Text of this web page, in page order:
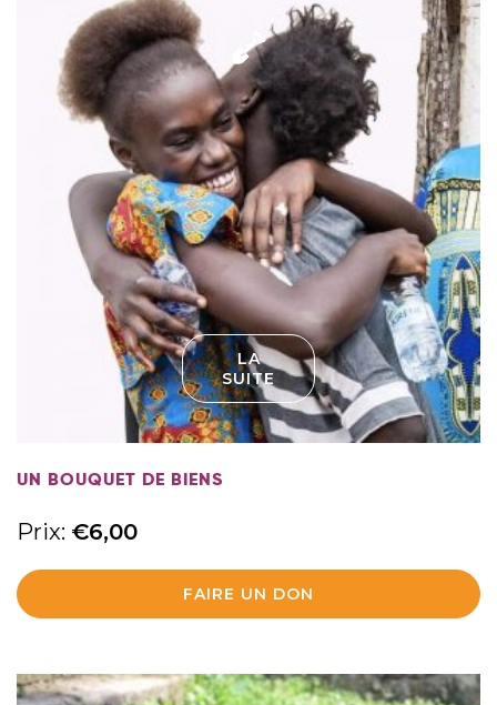
LA
SUITE
UN BOUQUET DE BIENS
Prix: €6,00
FAIRE UN DON